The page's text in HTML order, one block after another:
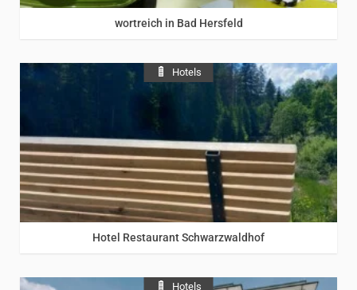
wortreich in Bad Hersfeld
Hotels
Hotel Restaurant Schwarzwaldhof
Hotels